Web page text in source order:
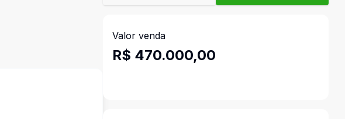
Valor venda
R$ 470.000,00